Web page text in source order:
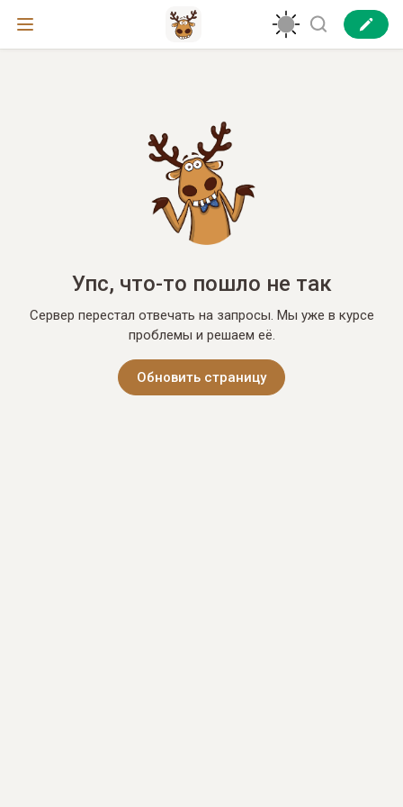
Упс, что-то пошло не так
Сервер перестал отвечать на запросы. Мы уже в курсе
проблемы и решаем её.
Обновить страницу